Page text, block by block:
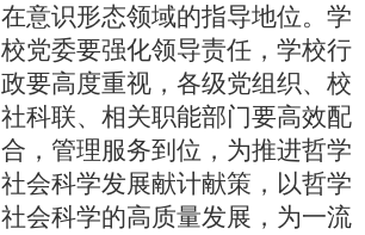
在意识形态领域的指导地位。学
校党委要强化领导责任，学校行
政要高度重视，各级党组织、校
社科联、相关职能部门要高效配
合，管理服务到位，为推进哲学
社会科学发展献计献策，以哲学
社会科学的高质量发展，为一流